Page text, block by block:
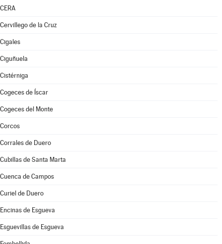
CERA
Cervillego de la Cruz
Cigales
Ciguñuela
Cistérniga
Cogeces de Íscar
Cogeces del Monte
Corcos
Corrales de Duero
Cubillas de Santa Marta
Cuenca de Campos
Curiel de Duero
Encinas de Esgueva
Esguevillas de Esgueva